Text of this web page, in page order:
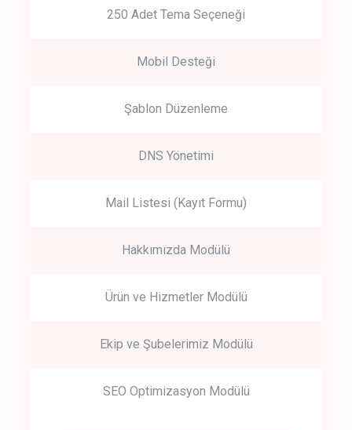
250 Adet Tema Seçeneği
Mobil Desteği
Şablon Düzenleme
DNS Yönetimi
Mail Listesi (Kayıt Formu)
Hakkımızda Modülü
Ürün ve Hizmetler Modülü
Ekip ve Şubelerimiz Modülü
SEO Optimizasyon Modülü